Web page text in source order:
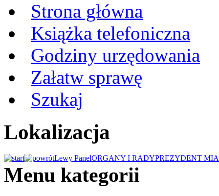
Strona główna
Książka telefoniczna
Godziny urzędowania
Załatw sprawę
Szukaj
Lokalizacja
Lewy PanelORGANY I RADYPREZYDENT
Menu kategorii